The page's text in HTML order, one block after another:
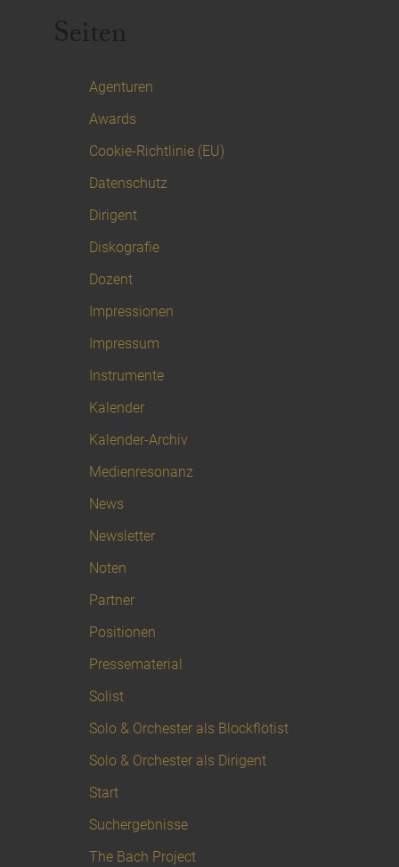
Seiten
Agenturen
Awards
Cookie-Richtlinie (EU)
Datenschutz
Dirigent
Diskografie
Dozent
Impressionen
Impressum
Instrumente
Kalender
Kalender-Archiv
Medienresonanz
News
Newsletter
Noten
Partner
Positionen
Pressematerial
Solist
Solo & Orchester als Blockflötist
Solo & Orchester als Dirigent
Start
Suchergebnisse
The Bach Project